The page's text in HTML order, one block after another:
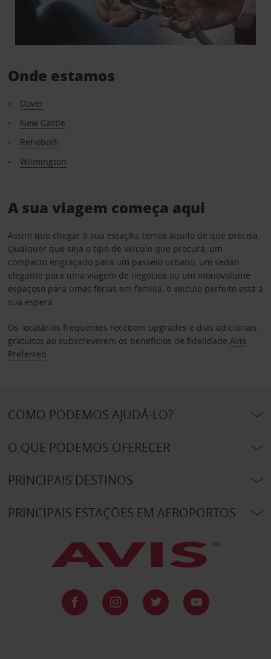
Onde estamos
Dover
New Castle
Rehoboth
Wilmington
A sua viagem começa aqui
Assim que chegar à sua estação, temos aquilo de que precisa.
Qualquer que seja o tipo de veículo que procura, um
compacto engraçado para um passeio urbano, um sedan
elegante para uma viagem de negócios ou um monovolume
espaçoso para umas férias em família, o veículo perfeito está à
sua espera.
Os locatários frequentes recebem upgrades e dias adicionais
gratuitos ao subscreverem os benefícios de fidelidade Avis
Preferred.
COMO PODEMOS AJUDÁ-LO?
O QUE PODEMOS OFERECER
PRINCIPAIS DESTINOS
PRINCIPAIS ESTAÇÕES EM AEROPORTOS